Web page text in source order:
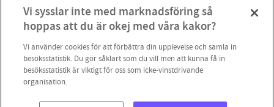
Vi sysslar inte med marknadsföring så
hoppas att du är okej med våra kakor?
Vi använder cookies för att förbättra din upplevelse och samla in
besöksstatistik. Du gör såklart som du vill men att kunna få in
besöksstatistik är viktigt för oss som icke-vinstdrivande
organisation.